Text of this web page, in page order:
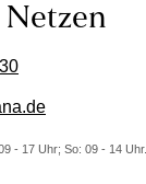
Netzen
- 17 Uhr; So: 09 - 14 Uhr.